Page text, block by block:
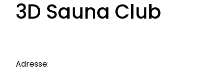
3D Sauna Club
Adresse: